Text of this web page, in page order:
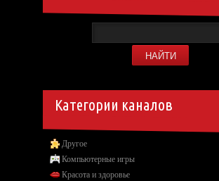
Категории каналов
Другое
Компьютерные игры
Красота и здоровье